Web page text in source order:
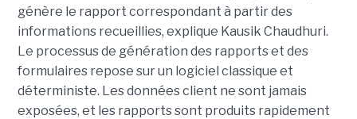
génère le rapport correspondant à partir des
informations recueillies, explique Kausik Chaudhuri.
Le processus de génération des rapports et des
formulaires repose sur un logiciel classique et
déterministe. Les données client ne sont jamais
exposées, et les rapports sont produits rapidement